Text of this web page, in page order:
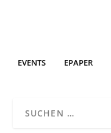
EVENTS EPAPER